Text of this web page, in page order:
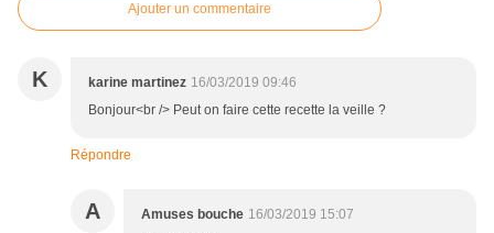
Ajouter un commentaire
K karine martinez 16/03/2019 09:46
Bonjour<br /> Peut on faire cette recette la veille ?
Répondre
A Amuses bouche 16/03/2019 15:07